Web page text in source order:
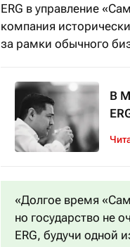
ERG в управление
компания
за рамки обычного
В
«Долгое время
но государство не
ERG, будучи одной